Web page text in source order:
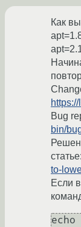
Как
Bug
bin/
статье:
to-
Если